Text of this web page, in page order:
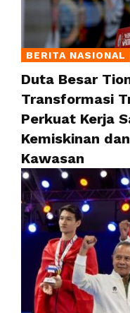
BERITA NASIONAL
Duta Besar
Transformasi
Perkuat Kerja
Kemiskinan
Kawasan